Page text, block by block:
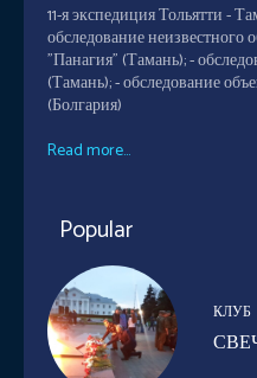
11-я экспедиция Тольятти -
обследование неизвестного
"Панагия" (Тамань); -
(Тамань); - обследование
(Болгария)
Read more...
Popular
КЛУБ